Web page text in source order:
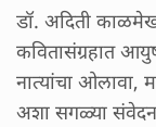
डॉ. अदिती काळमेख
कवितासंग्रहात
नात्यांचा
अशा सगळ्या